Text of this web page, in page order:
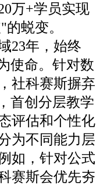
万+学员实现
蜕变。
23年，始终
使命。针对数
社科赛斯摒弃
首创分层教学
评估和个性化
为不同能力层
如，针对公式
赛斯会优先夯